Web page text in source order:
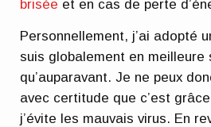
brisée et en cas de perte
Personnellement, j’ai adopté
suis globalement en meilleure
qu’auparavant. Je ne peux
avec certitude que c’est
j’évite les mauvais virus. En